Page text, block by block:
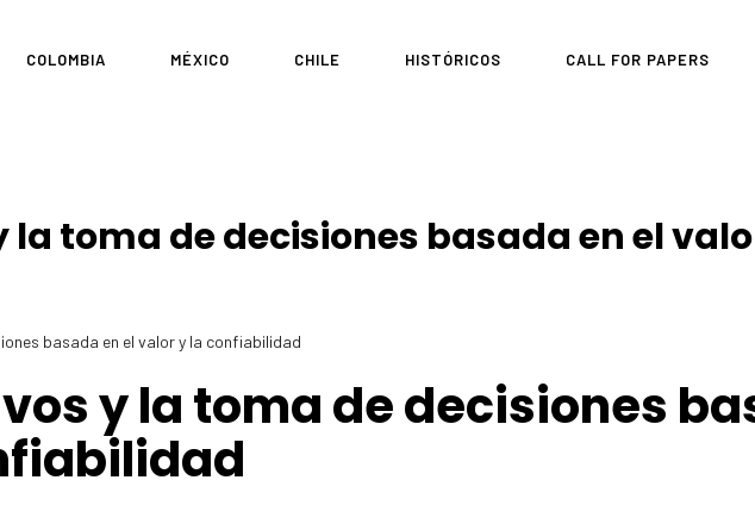
COLOMBIA MÉXICO CHILE HISTÓRICOS CALL FOR PAPERS
la toma de decisiones basada en el
basada en el valor y la confiabilidad
y la toma de decisiones